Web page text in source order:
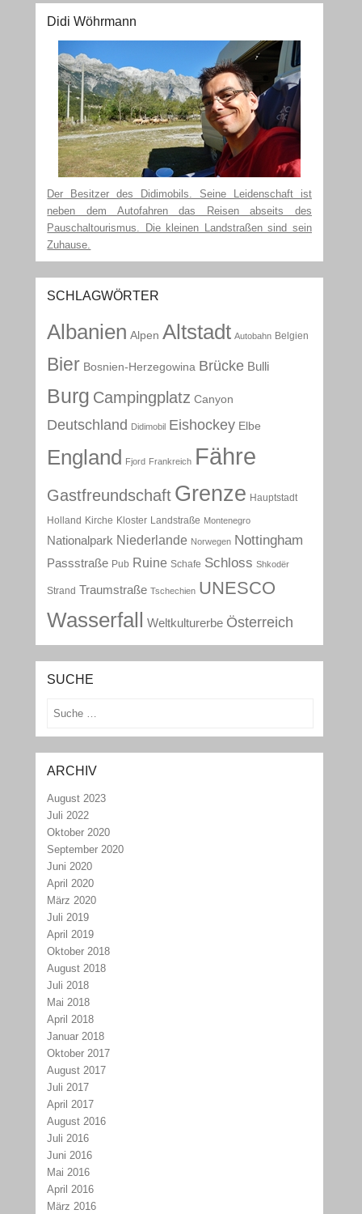
Didi Wöhrmann
Der Besitzer des Didimobils. Seine Leidenschaft ist
neben dem Autofahren das Reisen abseits des
Pauschaltourismus. Die kleinen Landstraßen sind sein
Zuhause.
SCHLAGWÖRTER
Albanien Alpen Altstadt Autobahn Belgien
Bier Bosnien-Herzegowina Brücke Bulli
Burg Campingplatz Canyon
Deutschland Didimobil Eishockey Elbe
England Fjord Frankreich Fähre
Gastfreundschaft Grenze Hauptstadt
Holland Kirche Kloster Landstraße Montenegro
Nationalpark Niederlande Norwegen Nottingham
Passstraße Pub Ruine Schafe Schloss Shkodër
Strand Traumstraße Tschechien UNESCO
Wasserfall Weltkulturerbe Österreich
SUCHE
Suchen
ARCHIV
August 2023
Juli 2022
Oktober 2020
September 2020
Juni 2020
April 2020
März 2020
Juli 2019
April 2019
Oktober 2018
August 2018
Juli 2018
Mai 2018
April 2018
Januar 2018
Oktober 2017
August 2017
Juli 2017
April 2017
August 2016
Juli 2016
Juni 2016
Mai 2016
April 2016
März 2016